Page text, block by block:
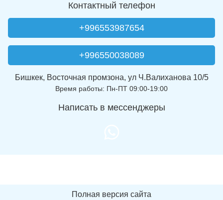
Контактный телефон
+996553987654
+996550038089
Бишкек, Восточная промзона, ул Ч.Валиханова 10/5
Время работы: Пн-ПТ 09:00-19:00
Написать в мессенджеры
Полная версия сайта